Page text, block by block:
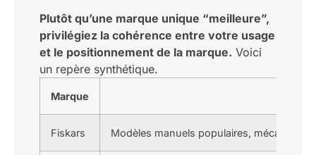
Plutôt qu’une marque unique “meilleure”,
privilégiez la cohérence entre votre usage
et le positionnement de la marque. Voici
un repère synthétique.
Marque
Fiskars Modèles manuels populaires,